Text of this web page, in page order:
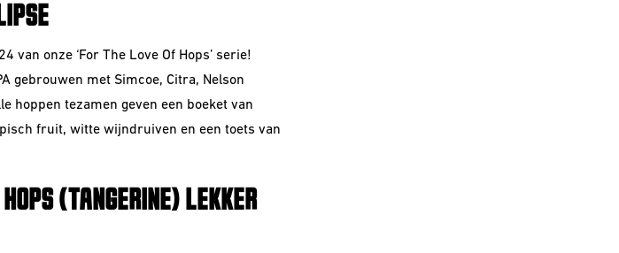
van onze ‘For The Love Of Hops’ serie!
gebrouwen met Simcoe, Citra, Nelson
hoppen tezamen geven een boeket van
fruit, witte wijndruiven en een toets van
(TANGERINE) LEKKER